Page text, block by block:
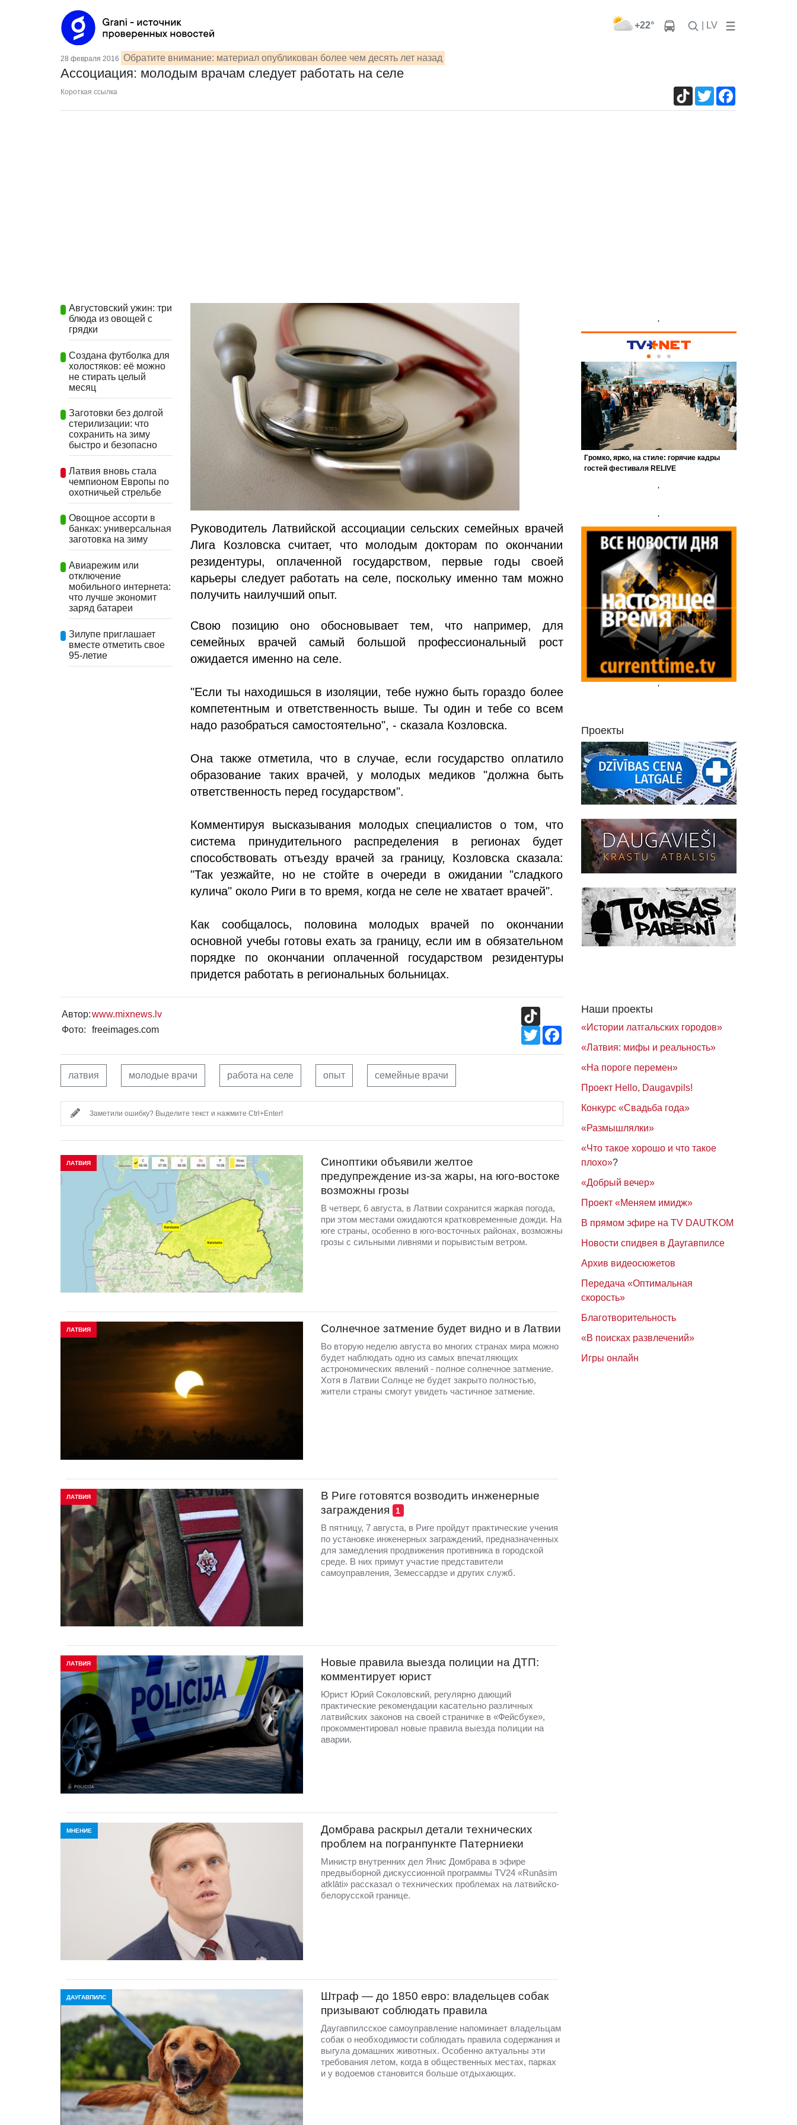
+22° | LV
28 февраля 2016 Обратите внимание: материал опубликован более чем десять лет назад
Ассоциация: молодым врачам следует работать на селе
Короткая ссылка TikTokTwitter
Августовский ужин: три
блюда из овощей с
грядки
Создана футболка для
холостяков: её можно
не стирать целый
месяц
Заготовки без долгой
стерилизации: что
сохранить на зиму
быстро и безопасно
Латвия вновь стала
чемпионом Европы по
охотничьей стрельбе
Овощное ассорти в
банках: универсальная
заготовка на зиму
Авиарежим или
отключение
мобильного интернета:
что лучше экономит
заряд батареи
Зилупе приглашает
вместе отметить свое
95-летие
Руководитель Латвийской ассоциации сельских семейных врачей
Лига Козловска считает, что молодым докторам по окончании
резидентуры, оплаченной государством, первые годы своей
карьеры следует работать на селе, поскольку именно там можно
получить наилучший опыт.
Свою позицию оно обосновывает тем, что например, для
семейных врачей самый большой профессиональный рост
ожидается именно на селе.
"Если ты находишься в изоляции, тебе нужно быть гораздо более
компетентным и ответственность выше. Ты один и тебе со всем
надо разобраться самостоятельно", - сказала Козловска.
Она также отметила, что в случае, если государство оплатило
образование таких врачей, у молодых медиков "должна быть
ответственность перед государством".
Комментируя высказывания молодых специалистов о том, что
система принудительного распределения в регионах будет
способствовать отъезду врачей за границу, Козловска сказала:
"Так уезжайте, но не стойте в очереди в ожидании "сладкого
кулича" около Риги в то время, когда не селе не хватает врачей".
Как сообщалось, половина молодых врачей по окончании
основной учебы готовы ехать за границу, если им в обязательном
порядке по окончании оплаченной государством резидентуры
придется работать в региональных больницах.
Автор:www.mixnews.lv
Фото:
freeimages.com
TikTok
TwitterFacebook
латвия молодые врачи работа на селе опыт семейные врачи
Заметили ошибку? Выделите текст и нажмите Ctrl+Enter!
ЛАТВИЯ
Синоптики объявили желтое
предупреждение из-за жары, на юго-востоке
возможны грозы
В четверг, 6 августа, в Латвии сохранится жаркая погода,
при этом местами ожидаются кратковременные дожди. На
юге страны, особенно в юго-восточных районах, возможны
грозы с сильными ливнями и порывистым ветром.
ЛАТВИЯ Солнечное затмение будет видно и в Латвии
Во вторую неделю августа во многих странах мира можно
будет наблюдать одно из самых впечатляющих
астрономических явлений - полное солнечное затмение.
Хотя в Латвии Солнце не будет закрыто полностью,
жители страны смогут увидеть частичное затмение.
ЛАТВИЯ
В Риге готовятся возводить инженерные
заграждения
1
В пятницу, 7 августа, в Риге пройдут практические учения
по установке инженерных заграждений, предназначенных
для замедления продвижения противника в городской
среде. В них примут участие представители
самоуправления, Земессардзе и других служб.
ЛАТВИЯ
Новые правила выезда полиции на ДТП:
комментирует юрист
Юрист Юрий Соколовский, регулярно дающий
практические рекомендации касательно различных
латвийских законов на своей страничке в «Фейсбуке»,
прокомментировал новые правила выезда полиции на
аварии.
МНЕНИЕ
Домбравa раскрыл детали технических
проблем на погранпункте Патерниеки
Министр внутренних дел Янис Домбрава в эфире
предвыборной дискуссионной программы TV24 «Runāsim
atklāti» рассказал о технических проблемах на латвийско-
белорусской границе.
ДАУГАВПИЛС
Штраф — до 1850 евро: владельцев собак
призывают соблюдать правила
Даугавпилсское самоуправление напоминает владельцам
собак о необходимости соблюдать правила содержания и
выгула домашних животных. Особенно актуальны эти
требования летом, когда в общественных местах, парках
и у водоемов становится больше отдыхающих.
'
'
'
'
Проекты
Наши проекты
«Истории латгальских городов»
«Латвия: мифы и реальность»
«На пороге перемен»
Проект Hello, Daugavpils!
Конкурс «Свадьба года»
«Размышлялки»
«Что такое хорошо и что такое
плохо»?
«Добрый вечер»
Проект «Меняем имидж»
В прямом эфире на TV DAUTKOM
Новости спидвея в Даугавпилсе
Архив видеосюжетов
Передача «Оптимальная
скорость»
Благотворительность
«В поисках развлечений»
Игры онлайн